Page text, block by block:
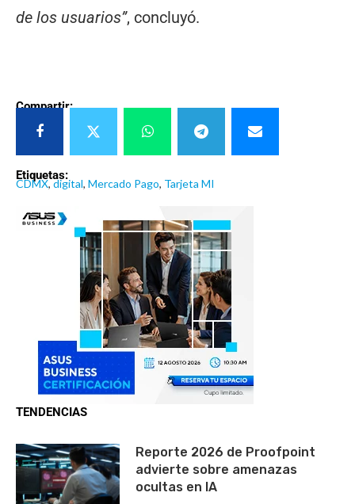
de los usuarios”, concluyó.
Compartir:
Etiquetas:
CDMX,digital, Mercado Pago, Tarjeta MI
TENDENCIAS
Reporte 2026 de Proofpoint
advierte sobre amenazas
ocultas en IA